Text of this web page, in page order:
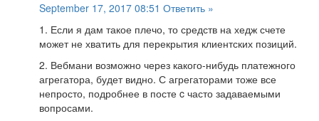
September 17, 2017 08:51 Ответить »
1. Если я дам такое плечо, то средств на хедж счете
может не хватить для перекрытия клиентских позиций.
2. Вебмани возможно через какого-нибудь платежного
агрегатора, будет видно. С агрегаторами тоже все
непросто, подробнее в посте c часто задаваемыми
вопросами.